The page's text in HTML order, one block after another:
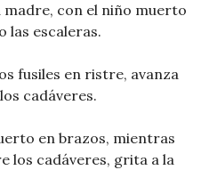
con el niño muerto
las escaleras.
fusiles en ristre, avanza
cadáveres.
en brazos, mientras
los cadáveres, grita a la